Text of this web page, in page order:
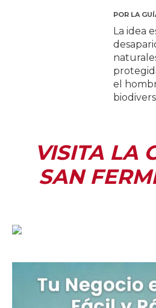
POR LA
La idea
el
VISITA LA
SAN